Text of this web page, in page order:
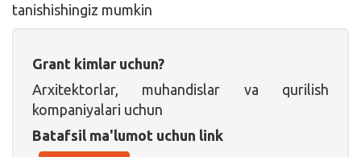
tanishishingiz mumkin
Grant kimlar uchun?
Arxitektorlar, muhandislar va qurilish
kompaniyalari uchun
Batafsil ma'lumot uchun link